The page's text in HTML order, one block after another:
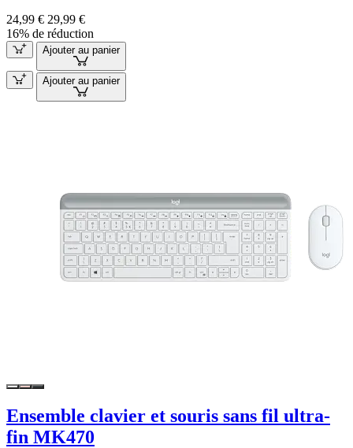
24,99 € 29,99 €
16% de réduction
Ajouter au panier
Ajouter au panier
Ensemble clavier et souris sans fil ultra-
fin MK470